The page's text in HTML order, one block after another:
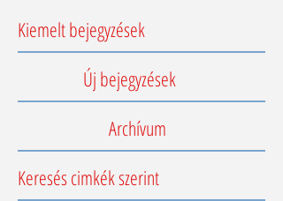
Kiemelt bejegyzések
Új bejegyzések
Archívum
Keresés cimkék szerint